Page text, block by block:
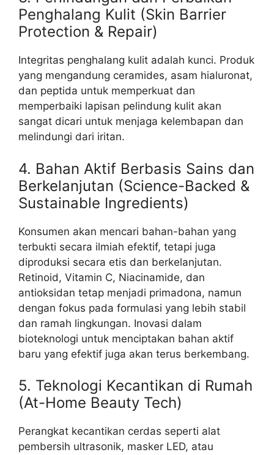
Penghalang Kulit (Skin Barrier
Protection & Repair)
Integritas penghalang kulit adalah kunci. Produk
yang mengandung ceramides, asam hialuronat,
dan peptida untuk memperkuat dan
memperbaiki lapisan pelindung kulit akan
sangat dicari untuk menjaga kelembapan dan
melindungi dari iritan.
4. Bahan Aktif Berbasis Sains dan
Berkelanjutan (Science-Backed &
Sustainable Ingredients)
Konsumen akan mencari bahan-bahan yang
terbukti secara ilmiah efektif, tetapi juga
diproduksi secara etis dan berkelanjutan.
Retinoid, Vitamin C, Niacinamide, dan
antioksidan tetap menjadi primadona, namun
dengan fokus pada formulasi yang lebih stabil
dan ramah lingkungan. Inovasi dalam
bioteknologi untuk menciptakan bahan aktif
baru yang efektif juga akan terus berkembang.
5. Teknologi Kecantikan di Rumah
(At-Home Beauty Tech)
Perangkat kecantikan cerdas seperti alat
pembersih ultrasonik, masker LED, atau